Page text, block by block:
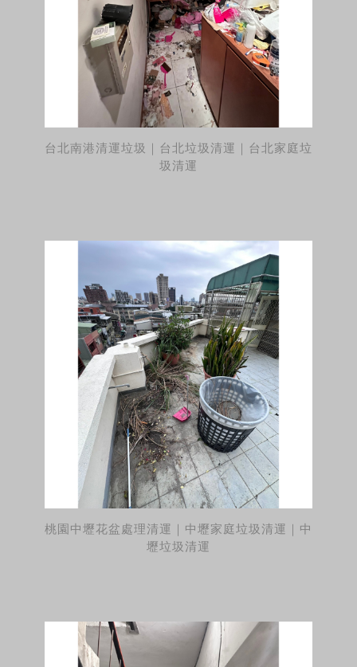
台北南港清運垃圾｜台北垃圾清運｜台北家庭垃
圾清運
桃園中壢花盆處理清運｜中壢家庭垃圾清運｜中
壢垃圾清運